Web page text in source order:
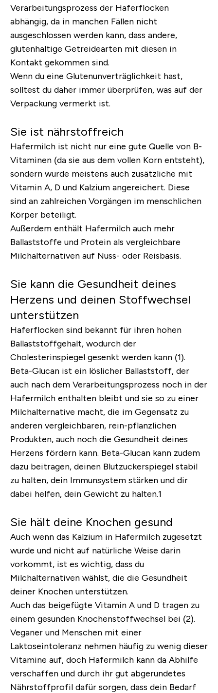
Verarbeitungsprozess der Haferflocken
abhängig, da in manchen Fällen nicht
ausgeschlossen werden kann, dass andere,
glutenhaltige Getreidearten mit diesen in
Kontakt gekommen sind.
Wenn du eine Glutenunverträglichkeit hast,
solltest du daher immer überprüfen, was auf der
Verpackung vermerkt ist.
Sie ist nährstoffreich
Hafermilch ist nicht nur eine gute Quelle von B-
Vitaminen (da sie aus dem vollen Korn entsteht),
sondern wurde meistens auch zusätzliche mit
Vitamin A, D und Kalzium angereichert. Diese
sind an zahlreichen Vorgängen im menschlichen
Körper beteiligt.
Außerdem enthält Hafermilch auch mehr
Ballaststoffe und Protein als vergleichbare
Milchalternativen auf Nuss- oder Reisbasis.
Sie kann die Gesundheit deines
Herzens und deinen Stoffwechsel
unterstützen
Haferflocken sind bekannt für ihren hohen
Ballaststoffgehalt, wodurch der
Cholesterinspiegel gesenkt werden kann (1).
Beta-Glucan ist ein löslicher Ballaststoff, der
auch nach dem Verarbeitungsprozess noch in der
Hafermilch enthalten bleibt und sie so zu einer
Milchalternative macht, die im Gegensatz zu
anderen vergleichbaren, rein-pflanzlichen
Produkten, auch noch die Gesundheit deines
Herzens fördern kann. Beta-Glucan kann zudem
dazu beitragen, deinen Blutzuckerspiegel stabil
zu halten, dein Immunsystem stärken und dir
dabei helfen, dein Gewicht zu halten.1
Sie hält deine Knochen gesund
Auch wenn das Kalzium in Hafermilch zugesetzt
wurde und nicht auf natürliche Weise darin
vorkommt, ist es wichtig, dass du
Milchalternativen wählst, die die Gesundheit
deiner Knochen unterstützen.
Auch das beigefügte Vitamin A und D tragen zu
einem gesunden Knochenstoffwechsel bei (2).
Veganer und Menschen mit einer
Laktoseintoleranz nehmen häufig zu wenig dieser
Vitamine auf, doch Hafermilch kann da Abhilfe
verschaffen und durch ihr gut abgerundetes
Nährstoffprofil dafür sorgen, dass dein Bedarf